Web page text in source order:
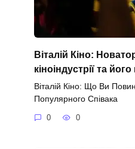
Віталій Кіно:
кіноіндустрії та
Віталій Кіно: Що Ви
Популярного Співака
0 0